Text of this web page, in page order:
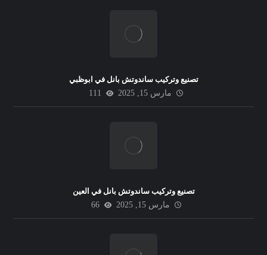
تصنيع وتركيب ساندوتش بانل في ابوظبي
مارس 15, 2025
111
تصنيع وتركيب ساندوتش بانل في العين
مارس 15, 2025
66